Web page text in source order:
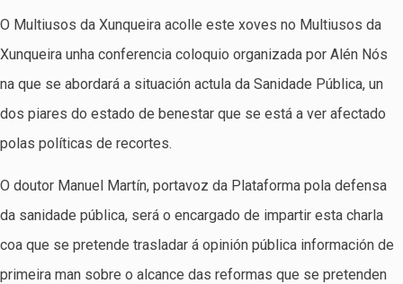
O Multiusos da Xunqueira acolle este xoves no Multiusos da
Xunqueira unha conferencia coloquio organizada por Alén Nós
na que se abordará a situación actula da Sanidade Pública, un
dos piares do estado de benestar que se está a ver afectado
polas políticas de recortes.
O doutor Manuel Martín, portavoz da Plataforma pola defensa
da sanidade pública, será o encargado de impartir esta charla
coa que se pretende trasladar á opinión pública información de
primeira man sobre o alcance das reformas que se pretenden